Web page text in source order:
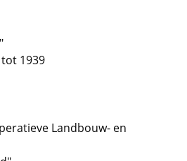
1939
Landbouw- en